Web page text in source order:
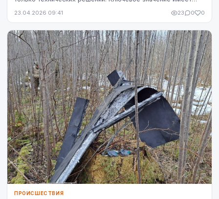
23.04.2026 09:41 23 0 0
ПРОИСШЕСТВИЯ